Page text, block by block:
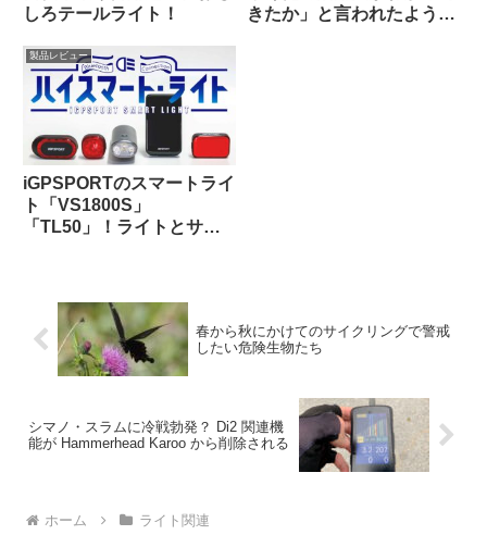
しろテールライト！
きたか」と言われたような
製品レビュー
iGPSPORTのスマートライ
ト「VS1800S」
「TL50」！ライトとサイ
春から秋にかけてのサイクリングで警戒
したい危険生物たち
シマノ・スラムに冷戦勃発？ Di2 関連機
能が Hammerhead Karoo から削除される
ホーム ライト関連